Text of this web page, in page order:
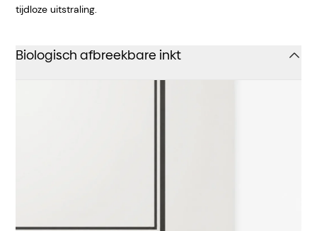
tijdloze uitstraling.
Biologisch afbreekbare inkt